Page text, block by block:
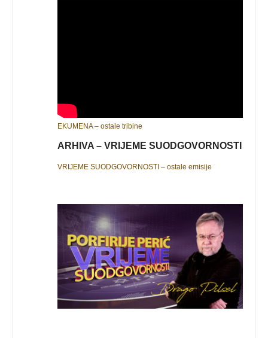
EKUMENA – ostale tribine
ARHIVA – VRIJEME SUODGOVORNOSTI
VRIJEME SUODGOVORNOSTI – ostale emisije